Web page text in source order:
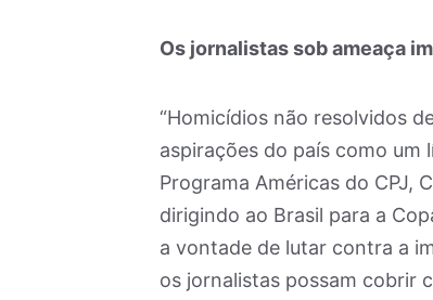
Os jornalistas sob ameaça
“Homicídios não resolvidos
aspirações do país como um
Programa Américas do CPJ,
dirigindo ao Brasil para a
a vontade de lutar contra a
os jornalistas possam cobrir